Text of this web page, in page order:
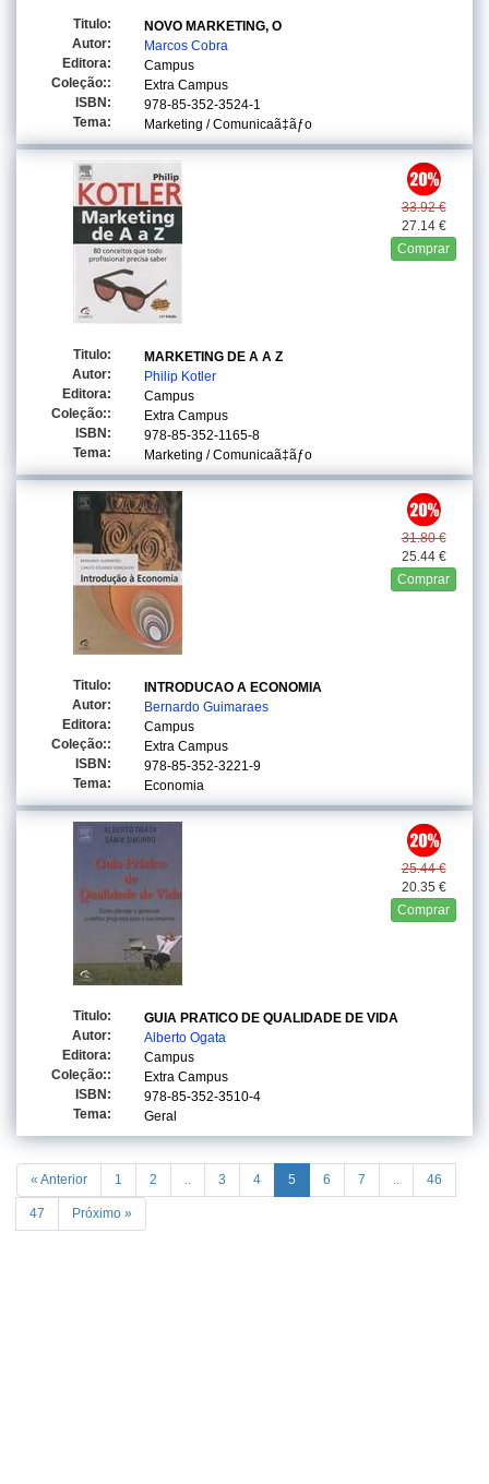
Titulo:
NOVO MARKETING, O
Autor:
Marcos Cobra
Editora:
Campus
Coleção::
Extra Campus
ISBN:
978-85-352-3524-1
Tema:
Marketing / Comunicaã‡ãƒo
33.92 €
27.14 €
Comprar
Titulo:
MARKETING DE A A Z
Autor:
Philip Kotler
Editora:
Campus
Coleção::
Extra Campus
ISBN:
978-85-352-1165-8
Tema:
Marketing / Comunicaã‡ãƒo
31.80 €
25.44 €
Comprar
Titulo:
INTRODUCAO A ECONOMIA
Autor:
Bernardo Guimaraes
Editora:
Campus
Coleção::
Extra Campus
ISBN:
978-85-352-3221-9
Tema:
Economia
25.44 €
20.35 €
Comprar
Titulo:
GUIA PRATICO DE QUALIDADE DE VIDA
Autor:
Alberto Ogata
Editora:
Campus
Coleção::
Extra Campus
ISBN:
978-85-352-3510-4
Tema:
Geral
« Anterior 1 2 .. 3 4 5 6 7 .. 46
47 Próximo »